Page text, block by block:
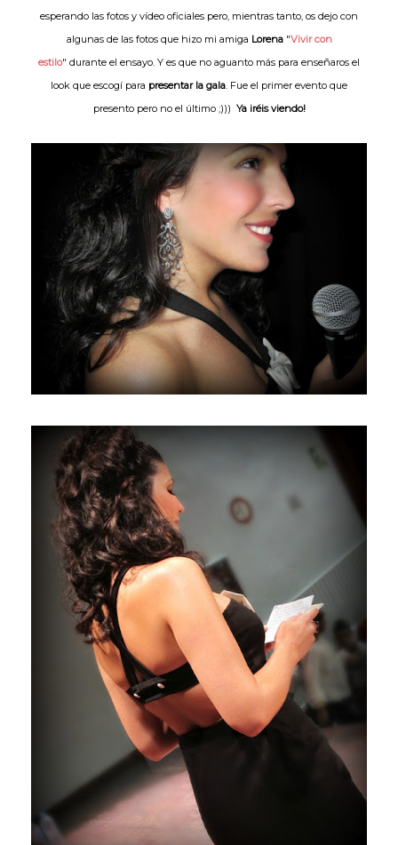
esperando las fotos y vídeo oficiales pero, mientras tanto, os dejo con
algunas de las fotos que hizo mi amiga Lorena"Vivir con
estilo" durante el ensayo. Y es que no aguanto más para enseñaros el
look que escogí para presentar la gala. Fue el primer evento que
presento pero no el último ;))) Ya iréis viendo!